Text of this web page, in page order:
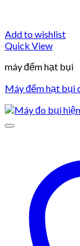
Add to wishlist
Quick View
máy đếm hạt bụi
Máy đếm hạt bụi